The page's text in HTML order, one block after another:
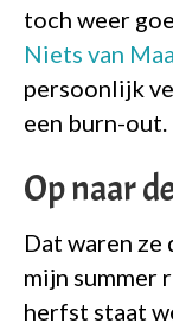
toch weer
Niets van
persoonlijk
een burn-out.
Op naar
Dat waren ze
mijn summer
herfst staat